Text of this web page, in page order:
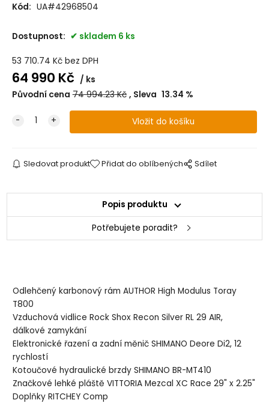
Kód: UA#42968504
Dostupnost: skladem 6 ks
53 710.74 Kč bez DPH
64 990 Kč
ks
Původní cena 74 994.23Kč Sleva 13.34 %
Sledovat produkt Přidat do oblíbených Sdílet
Popis produktu
Potřebujete poradit?
Odlehčený karbonový rám AUTHOR High Modulus Toray
T800
Vzduchová vidlice Rock Shox Recon Silver RL 29 AIR,
dálkové zamykání
Elektronické řazení a zadní měnič SHIMANO Deore Di2, 12
rychlostí
Kotoučové hydraulické brzdy SHIMANO BR-MT410
Značkové lehké pláště VITTORIA Mezcal XC Race 29" x 2.25"
Doplňky RITCHEY Comp